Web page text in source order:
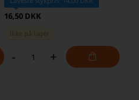
16,50 DKK
Ikke på lager
- +